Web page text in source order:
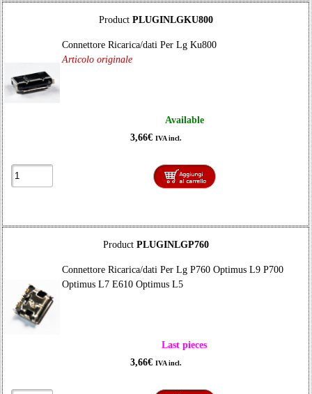
Product PLUGINLGKU800
Connettore Ricarica/dati Per Lg Ku800
Articolo originale
Available
3,66€ IVA incl.
Product PLUGINLGP760
Connettore Ricarica/dati Per Lg P760 Optimus L9 P700
Optimus L7 E610 Optimus L5
Last pieces
3,66€ IVA incl.